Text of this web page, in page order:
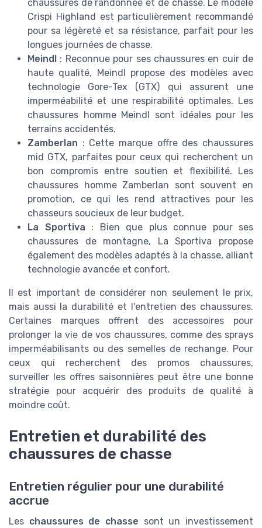
chaussures de randonnée et de chasse. Le modèle
Crispi Highland est particulièrement recommandé
pour sa légèreté et sa résistance, parfait pour les
longues journées de chasse.
Meindl : Reconnue pour ses chaussures en cuir de
haute qualité, Meindl propose des modèles avec
technologie Gore-Tex (GTX) qui assurent une
imperméabilité et une respirabilité optimales. Les
chaussures homme Meindl sont idéales pour les
terrains accidentés.
Zamberlan : Cette marque offre des chaussures
mid GTX, parfaites pour ceux qui recherchent un
bon compromis entre soutien et flexibilité. Les
chaussures homme Zamberlan sont souvent en
promotion, ce qui les rend attractives pour les
chasseurs soucieux de leur budget.
La Sportiva : Bien que plus connue pour ses
chaussures de montagne, La Sportiva propose
également des modèles adaptés à la chasse, alliant
technologie avancée et confort.
Il est important de considérer non seulement le prix,
mais aussi la durabilité et l'entretien des chaussures.
Certaines marques offrent des accessoires pour
prolonger la vie de vos chaussures, comme des sprays
imperméabilisants ou des semelles de rechange. Pour
ceux qui recherchent des promos chaussures,
surveiller les offres saisonnières peut être une bonne
stratégie pour acquérir des produits de qualité à
moindre coût.
Entretien et durabilité des
chaussures de chasse
Entretien régulier pour une durabilité
accrue
Les chaussures de chasse sont un investissement